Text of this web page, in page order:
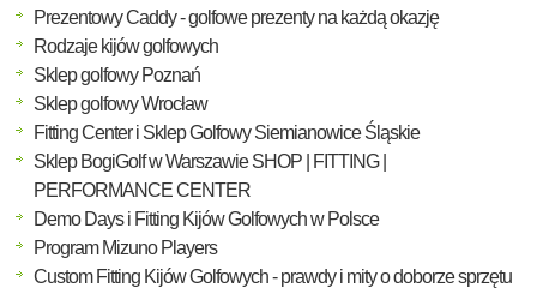
Prezentowy Caddy - golfowe prezenty na każdą okazję
Rodzaje kijów golfowych
Sklep golfowy Poznań
Sklep golfowy Wrocław
Fitting Center i Sklep Golfowy Siemianowice Śląskie
Sklep BogiGolf w Warszawie SHOP | FITTING |
PERFORMANCE CENTER
Demo Days i Fitting Kijów Golfowych w Polsce
Program Mizuno Players
Custom Fitting Kijów Golfowych - prawdy i mity o doborze sprzętu